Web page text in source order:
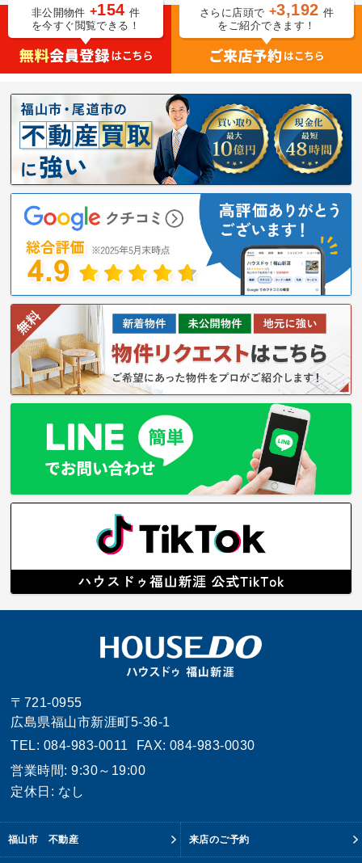
非公開物件 +154 件
を今すぐ閲覧できる！
さらに店頭で +3,192 件
をご紹介できます！
〒721-0955
広島県福山市新涯町5-36-1
TEL: 084-983-0011
FAX: 084-983-0030
営業時間: 9:30～19:00
定休日: なし
福山市 不動産 来店のご予約